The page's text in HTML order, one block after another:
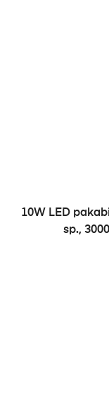
10W LED
sp.,